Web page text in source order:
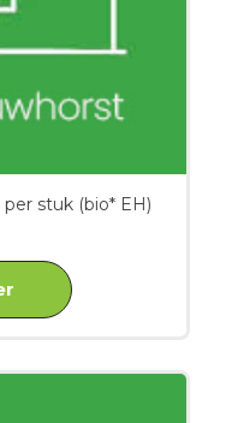
stuk (bio* EH)